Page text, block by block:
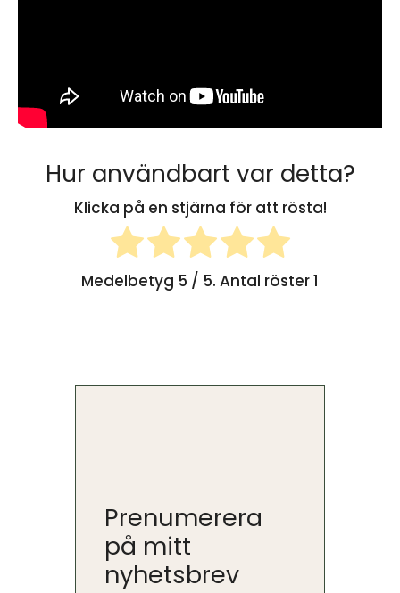
Hur användbart var detta?
Klicka på en stjärna för att rösta!
Medelbetyg 5 / 5. Antal röster1
Prenumerera
på mitt
nyhetsbrev